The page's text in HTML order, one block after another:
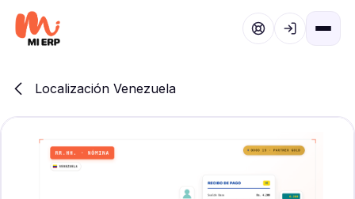
Ir al contenido
Localización Venezuela